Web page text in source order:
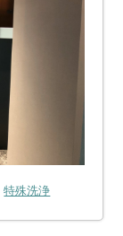
特殊洗浄